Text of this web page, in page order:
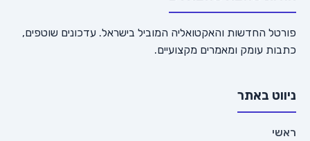
החדשות והאקטואליה המוביל בישראל. עדכונים שוטפים,
עומק ומאמרים מקצועיים.
באתר